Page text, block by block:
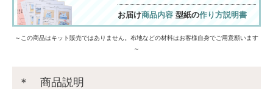
お届け商品内容型紙の作り方説明書
～この商品はキット販売ではありません。布地などの材料はお客様自身でご用意願います
～
＊ 商品説明